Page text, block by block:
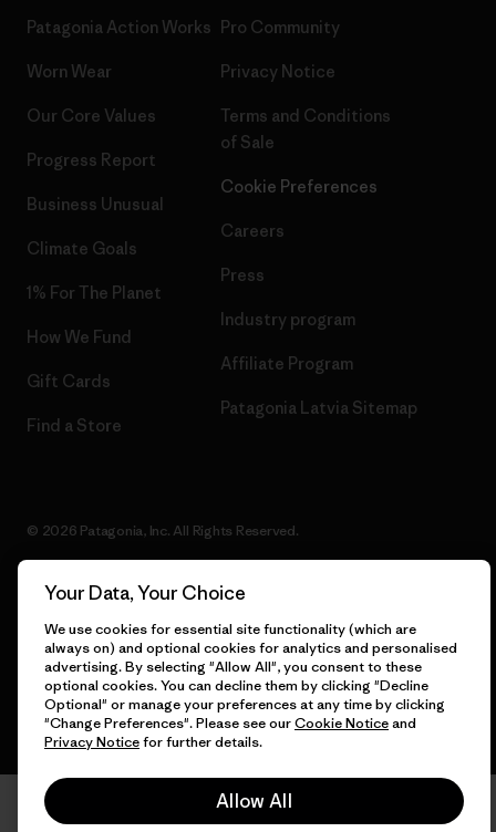
Patagonia Action Works
Worn Wear
Our Core Values
Progress Report
Business Unusual
Climate Goals
1% For The Planet
How We Fund
Gift Cards
Find a Store
Pro Community
Privacy Notice
Terms and Conditions
of Sale
Cookie Preferences
Careers
Press
Industry program
Affiliate Program
Patagonia Latvia Sitemap
© 2026 Patagonia, Inc. All Rights Reserved.
English
Your Data, Your Choice
We use cookies for essential site functionality (which are
always on) and optional cookies for analytics and personalised
advertising. By selecting "Allow All", you consent to these
optional cookies. You can decline them by clicking "Decline
Optional" or manage your preferences at any time by clicking
"Change Preferences". Please see ourCookie Noticeand
Privacy Noticefor further details.
Allow All